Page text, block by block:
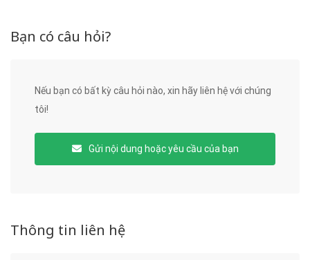
Bạn có câu hỏi?
Nếu bạn có bất kỳ câu hỏi nào, xin hãy liên hệ với chúng
tôi!
Gửi nội dung hoặc yêu cầu của bạn
Thông tin liên hệ